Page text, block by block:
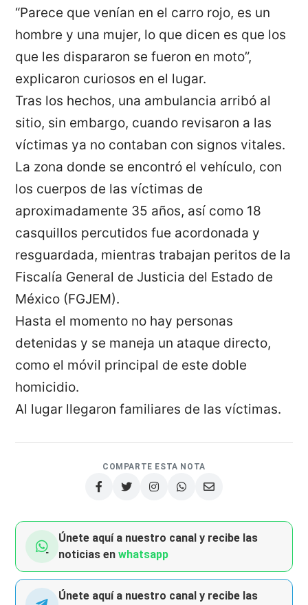
“Parece que venían en el carro rojo, es un
hombre y una mujer, lo que dicen es que los
que les dispararon se fueron en moto”,
explicaron curiosos en el lugar.
Tras los hechos, una ambulancia arribó al
sitio, sin embargo, cuando revisaron a las
víctimas ya no contaban con signos vitales.
La zona donde se encontró el vehículo, con
los cuerpos de las víctimas de
aproximadamente 35 años, así como 18
casquillos percutidos fue acordonada y
resguardada, mientras trabajan peritos de la
Fiscalía General de Justicia del Estado de
México (FGJEM).
Hasta el momento no hay personas
detenidas y se maneja un ataque directo,
como el móvil principal de este doble
homicidio.
Al lugar llegaron familiares de las víctimas.
COMPARTE ESTA NOTA
Únete aquí a nuestro canal y recibe las
noticias enwhatsapp
Únete aquí a nuestro canal y recibe las